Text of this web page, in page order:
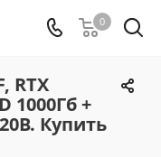
0
RTX
1000Гб +
Купить